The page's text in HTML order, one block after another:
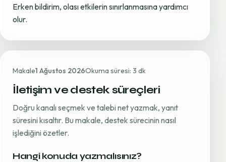
Erken bildirim, olası etkilerin sınırlanmasına yardımcı
olur.
Makale1 Ağustos 2026Okuma süresi: 3 dk
İletişim ve destek süreçleri
Doğru kanalı seçmek ve talebi net yazmak, yanıt
süresini kısaltır. Bu makale, destek sürecinin nasıl
işlediğini özetler.
Hangi konuda yazmalısınız?